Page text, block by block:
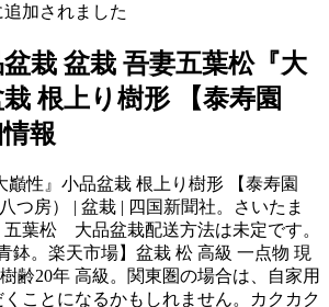
加されました
栽 盆栽 吾妻五葉松『大
根上り樹形 【泰寿園
報
巓性』小品盆栽 根上り樹形 【泰寿園
つ房） | 盆栽 | 四国新聞社。さいたま
葉松 大品盆栽配送方法は未定です。
鉢。楽天市場】盆栽 松 高級 一点物 現
齢20年 高級。関東圏の場合は、自家用
ことになるかもしれません。カクカク